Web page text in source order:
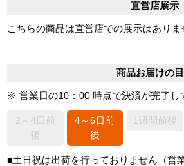
直営店展示
こちらの商品は直営店での展示はありま
商品お届けの
※ 営業日の10：00 時点で決済が完了し
2～4日前
後
4～6日前
後
1週間前後
■土日祝は出荷を行っておりません（営